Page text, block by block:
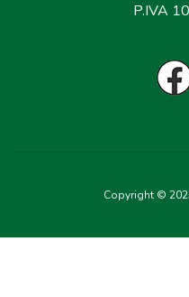
P.IVA
Copyright ©